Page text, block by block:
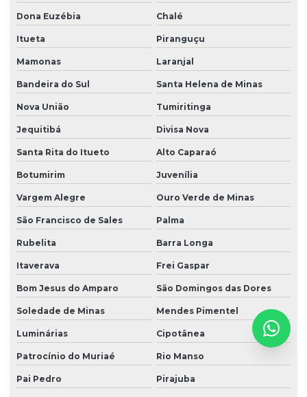
Dona Euzébia Chalé
Itueta Piranguçu
Mamonas Laranjal
Bandeira do Sul Santa Helena de Minas
Nova União Tumiritinga
Jequitibá Divisa Nova
Santa Rita do Itueto Alto Caparaó
Botumirim Juvenília
Vargem Alegre Ouro Verde de Minas
São Francisco de Sales Palma
Rubelita Barra Longa
Itaverava Frei Gaspar
Bom Jesus do Amparo São Domingos das Dores
Soledade de Minas Mendes Pimentel
Luminárias Cipotânea
Patrocínio do Muriaé Rio Manso
Pai Pedro Pirajuba